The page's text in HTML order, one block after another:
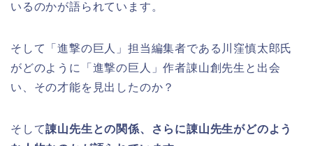
いるのかが語られています。
そして「進撃の巨人」担当編集者である川窪慎太郎氏
がどのように「進撃の巨人」作者諌山創先生と出会
い、その才能を見出したのか？
そして諌山先生との関係、さらに諌山先生がどのよう